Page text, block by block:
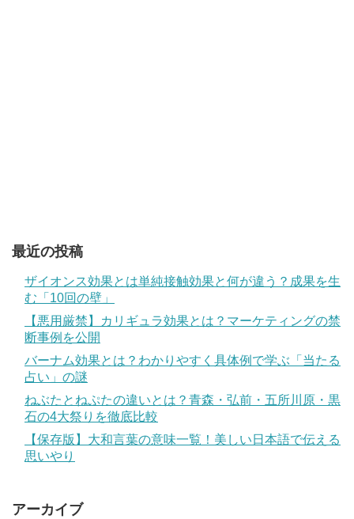
最近の投稿
ザイオンス効果とは単純接触効果と何が違う？成果を生
む「10回の壁」
【悪用厳禁】カリギュラ効果とは？マーケティングの禁
断事例を公開
バーナム効果とは？わかりやすく具体例で学ぶ「当たる
占い」の謎
ねぶたとねぷたの違いとは？青森・弘前・五所川原・黒
石の4大祭りを徹底比較
【保存版】大和言葉の意味一覧！美しい日本語で伝える
思いやり
アーカイブ